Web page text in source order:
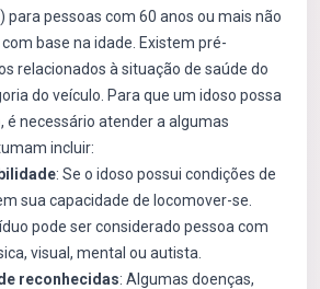
para pessoas com 60 anos ou mais não
base na idade. Existem pré-
relacionados à situação de saúde do
do veículo. Para que um idoso possa
é necessário atender a algumas
incluir:
: Se o idoso possui condições de
sua capacidade de locomover-se.
pode ser considerado pessoa com
visual, mental ou autista.
reconhecidas: Algumas doenças,